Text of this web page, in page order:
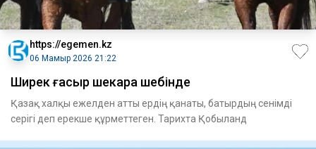
https://egemen.kz
06 Мамыр 2026 21:22
Ширек ғасыр шекара шебінде
Қазақ халқы ежелден атты ердің қанаты, батырдың сенімді
серігі деп ерекше құрметтеген. Тарихта Қобыланд